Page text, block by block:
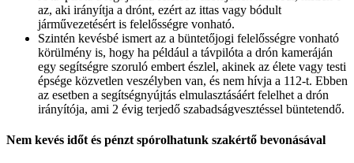
az, aki irányítja a drónt, ezért az ittas vagy bódult
járművezetésért is felelősségre vonható.
Szintén kevésbé ismert az a büntetőjogi felelősségre vonható
körülmény is, hogy ha például a távpilóta a drón kameráján
egy segítségre szoruló embert észlel, akinek az élete vagy testi
épsége közvetlen veszélyben van, és nem hívja a 112-t. Ebben
az esetben a segítségnyújtás elmulasztásáért felelhet a drón
irányítója, ami 2 évig terjedő szabadságvesztéssel büntetendő.
Nem kevés időt és pénzt spórolhatunk szakértő bevonásával